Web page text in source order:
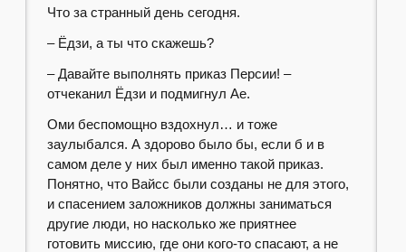
Что за странный день сегодня.
– Ёдзи, а ты что скажешь?
– Давайте выполнять приказ Персии! –
отчеканил Ёдзи и подмигнул Ае.
Оми беспомощно вздохнул… и тоже
заулыбался. А здорово было бы, если б и в
самом деле у них был именно такой приказ.
Понятно, что Вайсс были созданы не для этого,
и спасением заложников должны заниматься
другие люди, но насколько же приятнее
готовить миссию, где они кого-то спасают, а не